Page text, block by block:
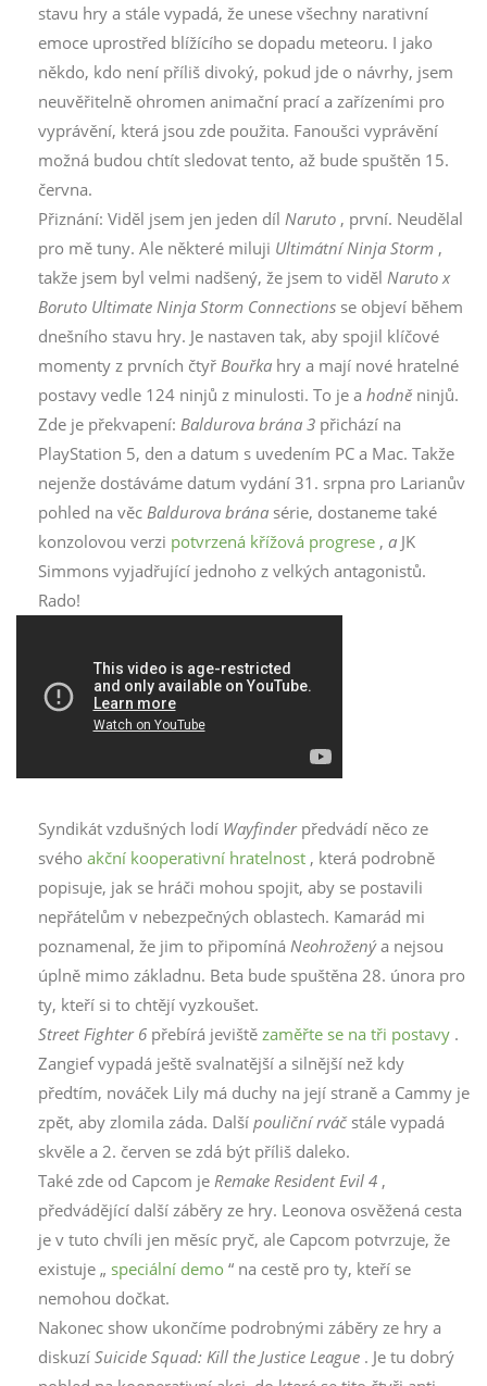
stavu hry a stále vypadá, že unese všechny narativní
emoce uprostřed blížícího se dopadu meteoru. I jako
někdo, kdo není příliš divoký, pokud jde o návrhy, jsem
neuvěřitelně ohromen animační prací a zařízeními pro
vyprávění, která jsou zde použita. Fanoušci vyprávění
možná budou chtít sledovat tento, až bude spuštěn 15.
června.
Přiznání: Viděl jsem jen jeden díl Naruto , první. Neudělal
pro mě tuny. Ale některé miluji Ultimátní Ninja Storm ,
takže jsem byl velmi nadšený, že jsem to viděl Naruto x
Boruto Ultimate Ninja Storm Connections se objeví během
dnešního stavu hry. Je nastaven tak, aby spojil klíčové
momenty z prvních čtyř Bouřka hry a mají nové hratelné
postavy vedle 124 ninjů z minulosti. To je a hodně ninjů.
Zde je překvapení: Baldurova brána 3 přichází na
PlayStation 5, den a datum s uvedením PC a Mac. Takže
nejenže dostáváme datum vydání 31. srpna pro Larianův
pohled na věc Baldurova brána série, dostaneme také
konzolovou verzi potvrzená křížová progrese , a JK
Simmons vyjadřující jednoho z velkých antagonistů.
Rado!
Syndikát vzdušných lodí Wayfinderpředvádí něco ze
svého akční kooperativní hratelnost , která podrobně
popisuje, jak se hráči mohou spojit, aby se postavili
nepřátelům v nebezpečných oblastech. Kamarád mi
poznamenal, že jim to připomíná Neohroženýa nejsou
úplně mimo základnu. Beta bude spuštěna 28. února pro
ty, kteří si to chtějí vyzkoušet.
Street Fighter 6 přebírá jeviště zaměřte se na tři postavy .
Zangief vypadá ještě svalnatější a silnější než kdy
předtím, nováček Lily má duchy na její straně a Cammy je
zpět, aby zlomila záda. Další pouliční rváč stále vypadá
skvěle a 2. červen se zdá být příliš daleko.
Také zde od Capcom je Remake Resident Evil 4 ,
předvádějící další záběry ze hry. Leonova osvěžená cesta
je v tuto chvíli jen měsíc pryč, ale Capcom potvrzuje, že
existuje „ speciální demo “ na cestě pro ty, kteří se
nemohou dočkat.
Nakonec show ukončíme podrobnými záběry ze hry a
diskuzí Suicide Squad: Kill the Justice League . Je tu dobrý